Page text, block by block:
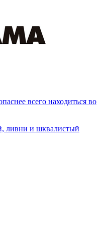
всего находиться во
ливни и шквалистый